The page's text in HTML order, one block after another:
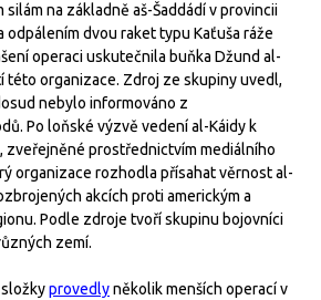
na základně aš-Šaddádí v provincii
odpálením dvou raket typu Kaťuša ráže
operaci uskutečnila buňka Džund al-
této organizace. Zdroj ze skupiny uvedl,
nebylo informováno z
Po loňské výzvě vedení al-Káidy k
zveřejněné prostřednictvím mediálního
organizace rozhodla přísahat věrnost al-
akcích proti americkým a
Podle zdroje tvoří skupinu bojovníci
zemí.
provedlyněkolik menších operací v